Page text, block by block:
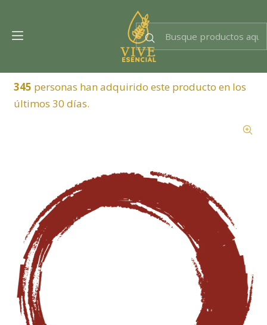
345 personas han adquirido este producto en los
últimos 30 días.
Dra. EsencIAl
Experta en bienestar